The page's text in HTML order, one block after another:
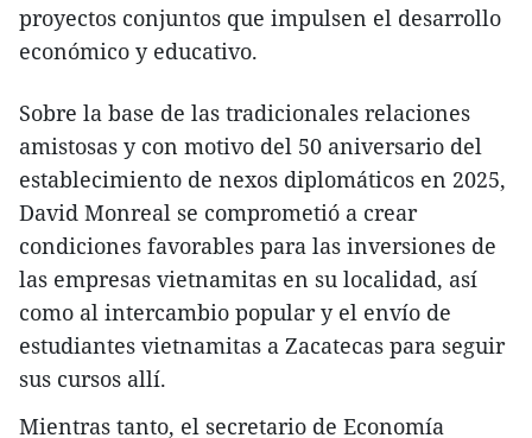
proyectos conjuntos que impulsen el desarrollo
económico y educativo.
Sobre la base de las tradicionales relaciones
amistosas y con motivo del 50 aniversario del
establecimiento de nexos diplomáticos en 2025,
David Monreal se comprometió a crear
condiciones favorables para las inversiones de
las empresas vietnamitas en su localidad, así
como al intercambio popular y el envío de
estudiantes vietnamitas a Zacatecas para seguir
sus cursos allí.
Mientras tanto, el secretario de Economía